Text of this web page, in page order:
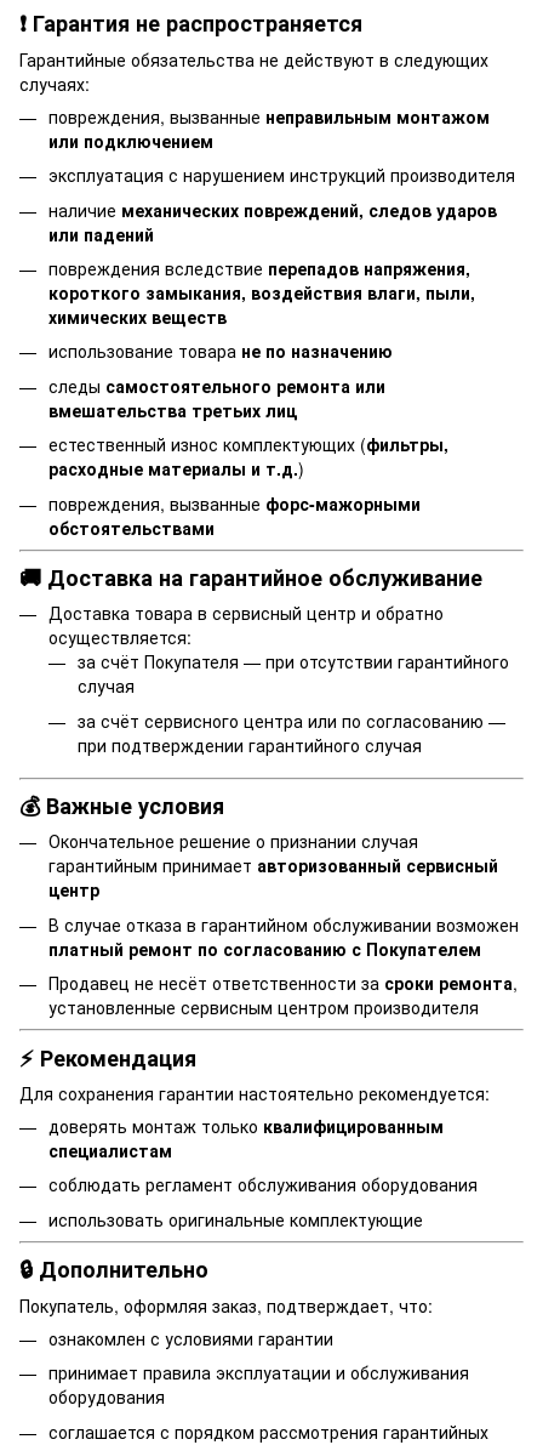
❗ Гарантия не распространяется
Гарантийные обязательства не действуют в следующих
случаях:
повреждения, вызванные неправильным монтажом
или подключением
эксплуатация с нарушением инструкций производителя
наличие механических повреждений, следов ударов
или падений
повреждения вследствие перепадов напряжения,
короткого замыкания, воздействия влаги, пыли,
химических веществ
использование товара не по назначению
следы самостоятельного ремонта или
вмешательства третьих лиц
естественный износ комплектующих (фильтры,
расходные материалы и т.д.)
повреждения, вызванные форс-мажорными
обстоятельствами
🚚 Доставка на гарантийное обслуживание
Доставка товара в сервисный центр и обратно
осуществляется:
за счёт Покупателя — при отсутствии гарантийного
случая
за счёт сервисного центра или по согласованию —
при подтверждении гарантийного случая
💰 Важные условия
Окончательное решение о признании случая
гарантийным принимает авторизованный сервисный
центр
В случае отказа в гарантийном обслуживании возможен
платный ремонт по согласованию с Покупателем
Продавец не несёт ответственности за сроки ремонта,
установленные сервисным центром производителя
⚡ Рекомендация
Для сохранения гарантии настоятельно рекомендуется:
доверять монтаж только квалифицированным
специалистам
соблюдать регламент обслуживания оборудования
использовать оригинальные комплектующие
🔒 Дополнительно
Покупатель, оформляя заказ, подтверждает, что:
ознакомлен с условиями гарантии
принимает правила эксплуатации и обслуживания
оборудования
соглашается с порядком рассмотрения гарантийных